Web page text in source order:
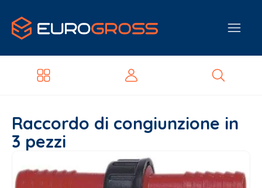
Raccordo di congiunzione in
3 pezzi